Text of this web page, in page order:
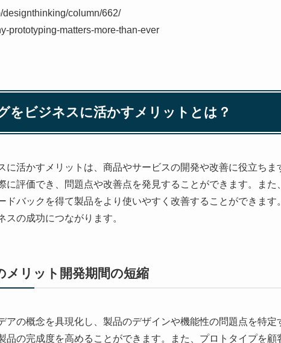
designthinking/column/662/
prototyping-matters-more-than-ever
をビジネスに活かすメリットとは？
に活かすメリットは、商品やサービスの開発や改善に役立ちま
に評価でき、問題点や改善点を発見することができます。ま
ドバックを得て製品をより使いやすく改善することができま
の成功につながります。
メリット開発期間の短縮
アの概念を具現化し、製品のデザインや機能性の問題点を特定
品の完成度を高めることができます。また、プロトタイプを